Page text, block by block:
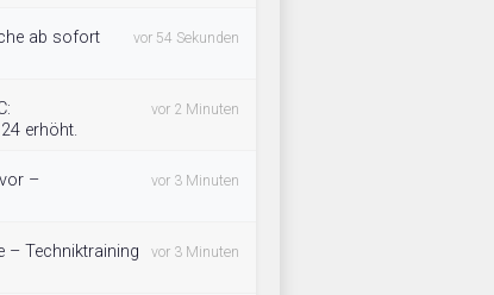
ab sofort
vor 54 Sekunden
erhöht.
vor 2 Minuten
–
vor 3 Minuten
– Techniktraining
vor 3 Minuten